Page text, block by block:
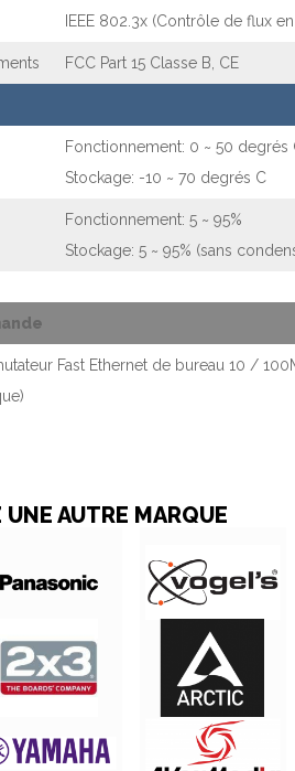
IEEE 802.3x (Contrôle de flux
FCC Part 15 Classe B, CE
Fonctionnement: 0 ~ 50 degrés
Stockage: -10 ~ 70 degrés C
Fonctionnement: 5 ~ 95%
Stockage: 5 ~ 95% (sans
Fast Ethernet de bureau 10 /
AUTRE MARQUE